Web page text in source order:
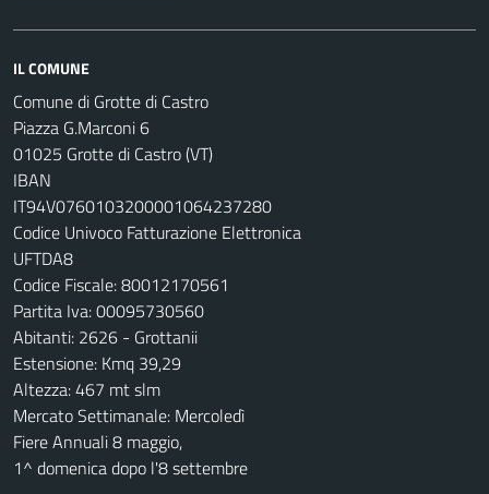
IL COMUNE
Comune di Grotte di Castro
Piazza G.Marconi 6
01025 Grotte di Castro (VT)
IBAN
IT94V0760103200001064237280
Codice Univoco Fatturazione Elettronica
UFTDA8
Codice Fiscale: 80012170561
Partita Iva: 00095730560
Abitanti: 2626 - Grottanii
Estensione: Kmq 39,29
Altezza: 467 mt slm
Mercato Settimanale: Mercoledì
Fiere Annuali 8 maggio,
1^ domenica dopo l'8 settembre